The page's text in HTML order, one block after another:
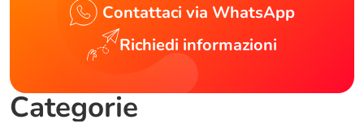
Contattaci via WhatsApp
Richiedi informazioni
Categorie